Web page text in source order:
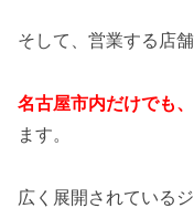
そして、営業する店
名古屋市内だけでも
ます。
広く展開されている